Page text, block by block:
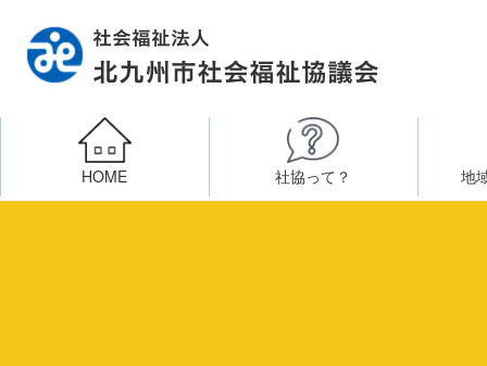
HOME 社協って？ 地